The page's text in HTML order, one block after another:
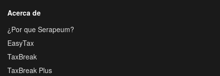
Acerca de
¿Por que Serapeum?
EasyTax
TaxBreak
TaxBreak Plus